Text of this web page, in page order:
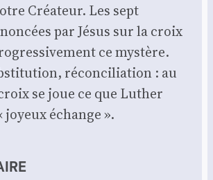
Créa­teur. Les sept
par Jésus sur la croix
ce mys­tère.
récon­ci­lia­tion : au
se joue ce que Luther
joyeux échange ».